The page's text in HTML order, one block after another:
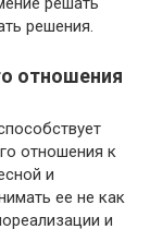
решения.
отношения
отношения к
и
ее не как
и